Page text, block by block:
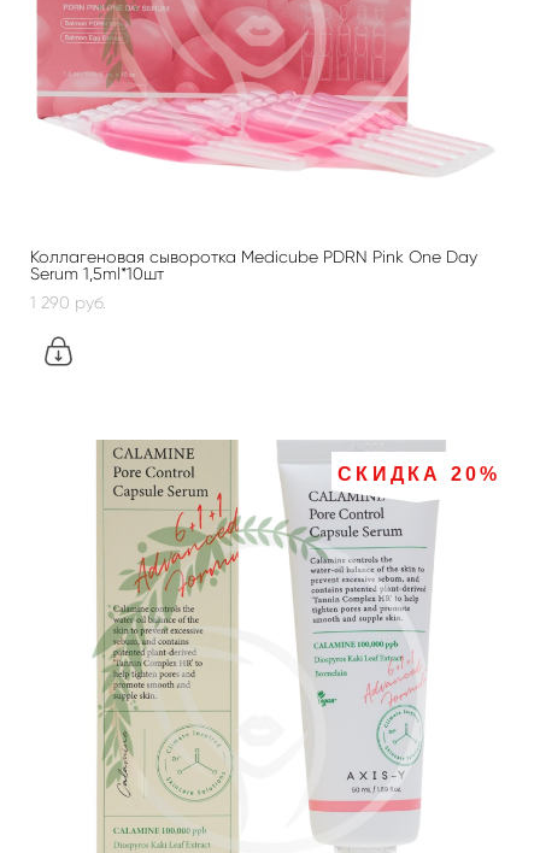
Коллагеновая сыворотка Medicube PDRN Pink One Day
Serum 1,5ml*10шт
1 290 pуб.
СКИДКА 20%